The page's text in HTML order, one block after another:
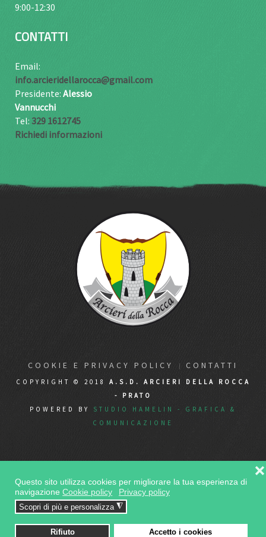
Questo sito utilizza cookies per migliorare la tua esperienza di
navigazione Cookie policy Privacy policy
Scopri di più e personalizza ◮
Rifiuto Accetto i cookies
❌
9:00-12:30
CONTATTI
Email:
info.arcieridellarocca@gmail.com
Presidente: Alessio
Vannucchi
Tel: 329 1612745
Richiedi informazioni
COOKIE E PRIVACY POLICY CONTATTI
COPYRIGHT © 2018 A.S.D. ARCIERI DELLA ROCCA
- PRATO
POWERED BY STUDIO HAMELIN - GRAFICA &
COMUNICAZIONE